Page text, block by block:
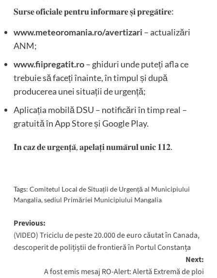
𝐒𝐮𝐫𝐬𝐞 𝐨𝐟𝐢𝐜𝐢𝐚𝐥𝐞 𝐩𝐞𝐧𝐭𝐫𝐮 𝐢𝐧𝐟𝐨𝐫𝐦𝐚𝐫𝐞 𝐬̦𝐢 𝐩𝐫𝐞𝐠𝐚̆𝐭𝐢𝐫𝐞:
www.meteoromania.ro/avertizari – actualizări
ANM;
www.fiipregatit.ro– ghiduri unde puteți afla ce
trebuie să faceți înainte, în timpul și după
producerea unei situații de urgență;
Aplicația mobilă DSU – notificări în timp real –
gratuită în App Store și Google Play.
𝐈̂𝐧 𝐜𝐚𝐳 𝐝𝐞 𝐮𝐫𝐠𝐞𝐧𝐭̦𝐚̆, 𝐚𝐩𝐞𝐥𝐚𝐭̦𝐢 𝐧𝐮𝐦𝐚̆𝐫𝐮𝐥 𝐮𝐧𝐢𝐜 𝟏𝟏𝟐.
Tags: Comitetul Local de Situații de Urgență al Municipiului
Mangalia,sediul Primăriei Municipiului Mangalia
Post
navigation
Previous:
(VIDEO) Triciclu de peste 20.000 de euro căutat în Canada,
descoperit de polițiștii de frontieră în Portul Constanța
Next:
A fost emis mesaj RO-Alert: Alertă Extremă de ploi